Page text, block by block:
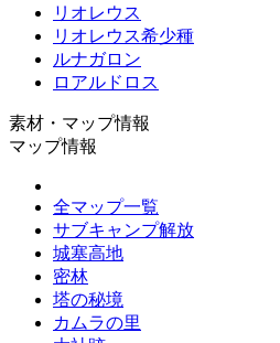
リオレウス
リオレウス希少種
ルナガロン
ロアルドロス
素材・マップ情報
マップ情報
全マップ一覧
サブキャンプ解放
城塞高地
密林
塔の秘境
カムラの里